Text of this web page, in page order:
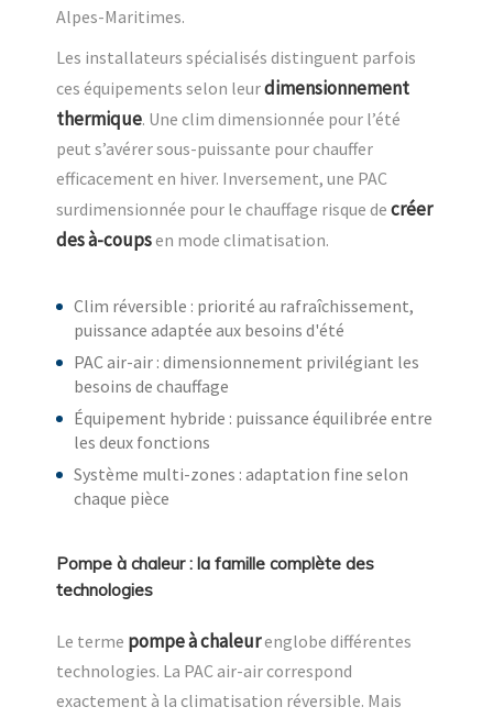
Alpes-Maritimes.
Les installateurs spécialisés distinguent parfois
ces équipements selon leurdimensionnement
thermique. Une clim dimensionnée pour l’été
peut s’avérer sous-puissante pour chauffer
efficacement en hiver. Inversement, une PAC
surdimensionnée pour le chauffage risque de créer
des à-coupsen mode climatisation.
Clim réversible : priorité au rafraîchissement,
puissance adaptée aux besoins d'été
PAC air-air : dimensionnement privilégiant les
besoins de chauffage
Équipement hybride : puissance équilibrée entre
les deux fonctions
Système multi-zones : adaptation fine selon
chaque pièce
Pompe à chaleur : la famille complète des
technologies
Le terme pompe à chaleurenglobe différentes
technologies. La PAC air-air correspond
exactement à la climatisation réversible. Mais